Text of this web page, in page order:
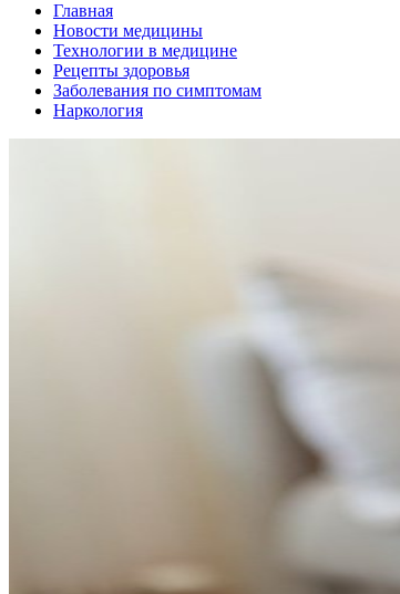
Главная
Новости медицины
Технологии в медицине
Рецепты здоровья
Заболевания по симптомам
Наркология